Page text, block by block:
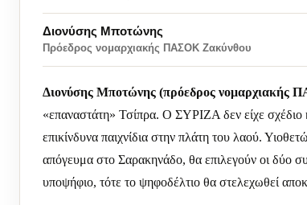
Διονύσης Μποτώνης
Πρόεδρος νομαρχιακής ΠΑΣΟΚ Ζακύνθου
Διονύσης Μποτώνης (πρόεδρος νομαρχιακής
«επαναστάτη» Τσίπρα. Ο ΣΥΡΙΖΑ δεν είχε
επικίνδυνα παιχνίδια στην πλάτη του λαού.
απόγευμα στο Σαρακηνάδο, θα επιλεγούν οι δύο
υποψήφιο, τότε το ψηφοδέλτιο θα στελεχωθεί